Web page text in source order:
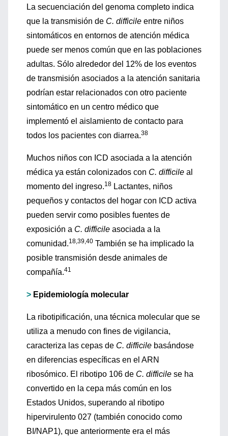
La secuenciación del genoma completo indica
que la transmisión de C. difficile entre niños
sintomáticos en entornos de atención médica
puede ser menos común que en las poblaciones
adultas. Sólo alrededor del 12% de los eventos
de transmisión asociados a la atención sanitaria
podrían estar relacionados con otro paciente
sintomático en un centro médico que
implementó el aislamiento de contacto para
todos los pacientes con diarrea.38
Muchos niños con ICD asociada a la atención
médica ya están colonizados con C. difficile al
momento del ingreso.18 Lactantes, niños
pequeños y contactos del hogar con ICD activa
pueden servir como posibles fuentes de
exposición a C. difficile asociada a la
comunidad.18,39,40 También se ha implicado la
posible transmisión desde animales de
compañía.41
> Epidemiología molecular
La ribotipificación, una técnica molecular que se
utiliza a menudo con fines de vigilancia,
caracteriza las cepas de C. difficile basándose
en diferencias específicas en el ARN
ribosómico. El ribotipo 106 de C. difficile se ha
convertido en la cepa más común en los
Estados Unidos, superando al ribotipo
hipervirulento 027 (también conocido como
BI/NAP1), que anteriormente era el más